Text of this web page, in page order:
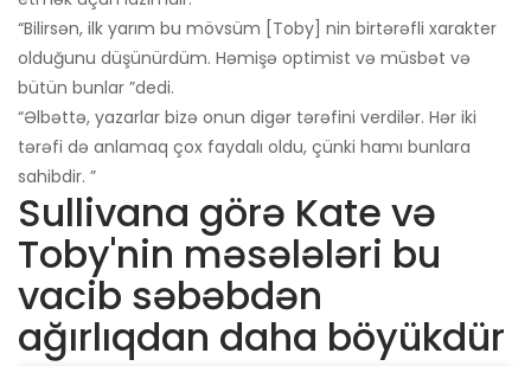
“Bilirsən, ilk yarım bu mövsüm [Toby] nin birtərəfli xarakter
olduğunu düşünürdüm. Həmişə optimist və müsbət və
bütün bunlar ”dedi.
“Əlbəttə, yazarlar bizə onun digər tərəfini verdilər. Hər iki
tərəfi də anlamaq çox faydalı oldu, çünki hamı bunlara
sahibdir. ”
Sullivana görə Kate və
Toby'nin məsələləri bu
vacib səbəbdən
ağırlıqdan daha böyükdür